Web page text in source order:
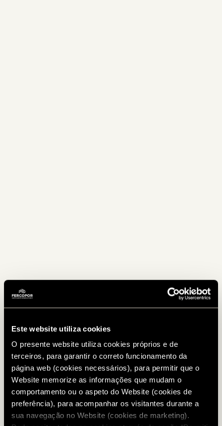
Este website utiliza cookies
O presente website utiliza cookies próprios e de
terceiros, para garantir o correto funcionamento da
página web (cookies necessários), para permitir que o
Website memorize as informações que mudam o
comportamento ou o aspeto do Website (cookies de
preferência), para acompanhar os visitantes durante a
sua navegação no Website (cookies de marketing).